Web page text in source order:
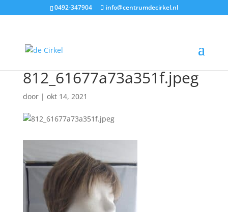
0492-347904 info@centrumdecirkel.nl
812_61677a73a351f.jpeg
door | okt 14, 2021